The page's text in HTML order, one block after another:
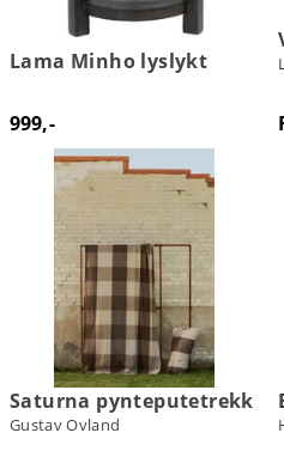
Lama Minho lyslykt
999,-
Saturna pynteputetrekk
Gustav Ovland